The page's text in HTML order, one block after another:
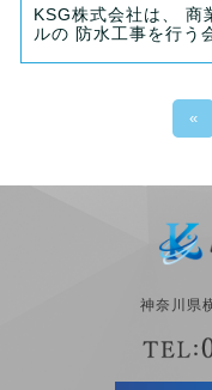
KSG株式会社は、 商
ルの 防水工事を行う
«
神奈川県